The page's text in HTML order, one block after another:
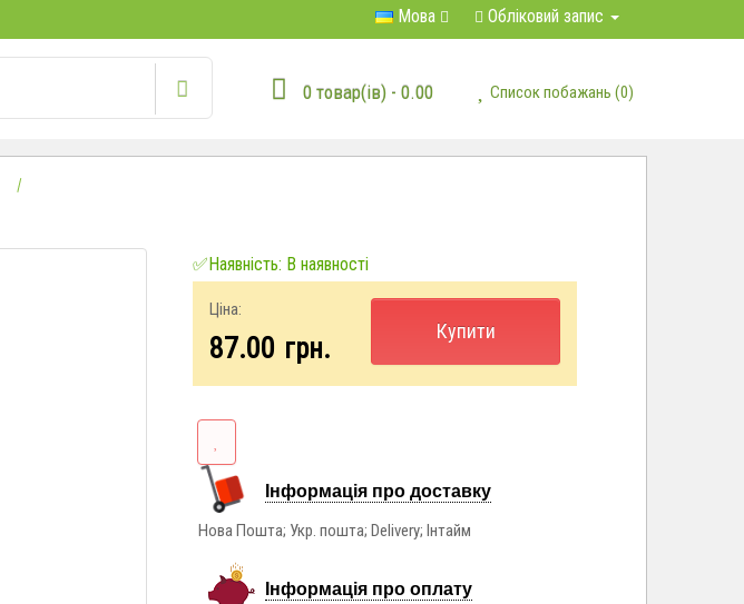
Мова Обліковий запис
0 товар(ів) - 0.00 Список побажань (0)
✅Наявність: В наявності
Ціна:
87.00 грн.
Купити
Інформація про доставку
Нова Пошта; Укр. пошта; Delivery; Інтайм
Інформація про оплату